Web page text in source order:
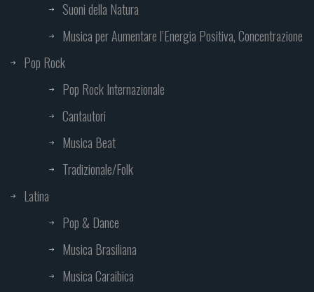
Suoni della Natura
Musica per Aumentare l’Energia Positiva, Concentrazione
Pop Rock
Pop Rock Internazionale
Cantautori
Musica Beat
Tradizionale/Folk
Latina
Pop & Dance
Musica Brasiliana
Musica Caraibica